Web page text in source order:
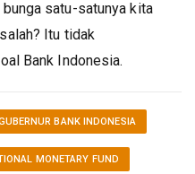
satu-satunya kita
Itu tidak
Bank Indonesia.
BANK INDONESIA
MONETARY FUND